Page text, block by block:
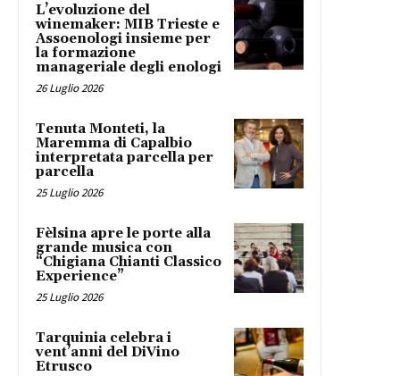
L’evoluzione del
winemaker: MIB Trieste e
Assoenologi insieme per
la formazione
manageriale degli enologi
26 Luglio 2026
Tenuta Monteti, la
Maremma di Capalbio
interpretata parcella per
parcella
25 Luglio 2026
Fèlsina apre le porte alla
grande musica con
“Chigiana Chianti Classico
Experience”
25 Luglio 2026
Tarquinia celebra i
vent’anni del DiVino
Etrusco